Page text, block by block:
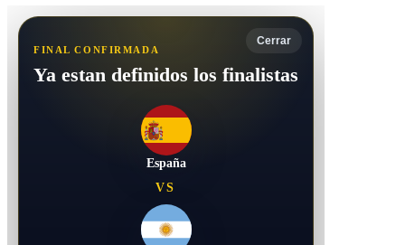
Cerrar
FINAL CONFIRMADA
Ya estan definidos los finalistas
España
VS